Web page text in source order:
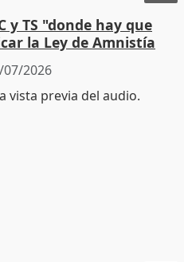
y TS "donde hay que
la Ley de Amnistía
07/2026